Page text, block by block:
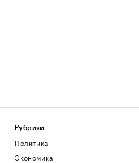
Рубрики
Политика
Экономика